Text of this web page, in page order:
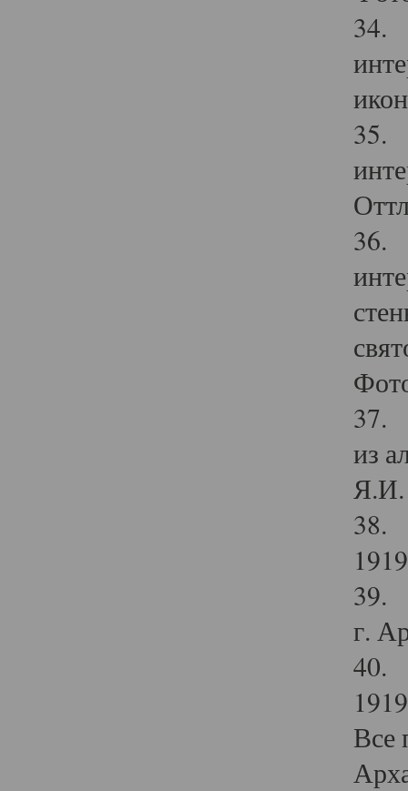
34.
35.
36.
37.
из
Я.И.
38.
39.
г.
40.
Все